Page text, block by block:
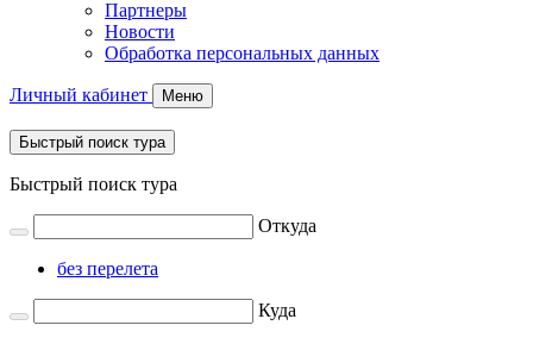
Партнеры
Новости
Обработка персональных данных
Личный кабинет Меню
Быстрый поиск тура
Быстрый поиск тура
Откуда
без перелета
Куда